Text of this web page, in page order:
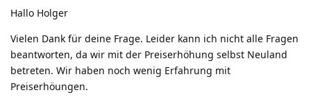
Hallo Holger
Vielen Dank für deine Frage. Leider kann ich nicht alle Fragen
beantworten, da wir mit der Preiserhöhung selbst Neuland
betreten. Wir haben noch wenig Erfahrung mit
Preiserhöungen.